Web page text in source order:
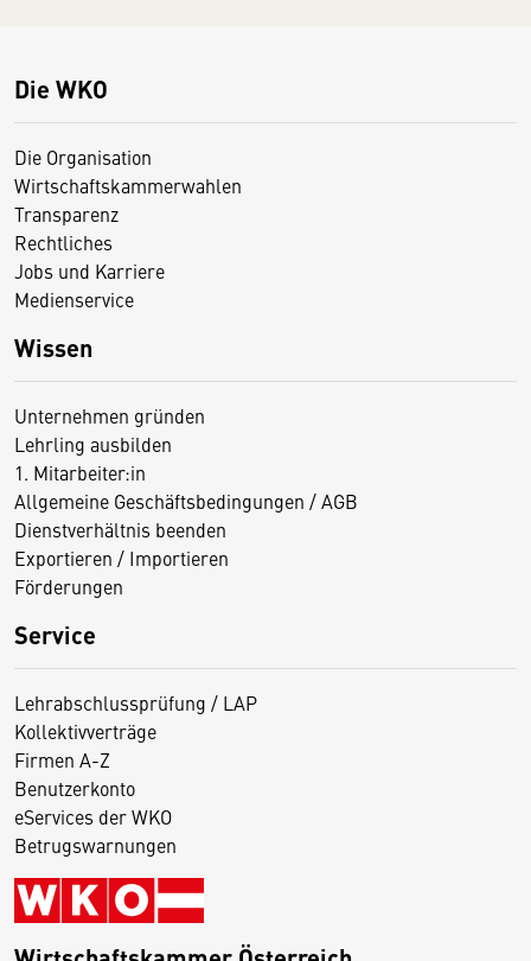
Die WKO
Die Organisation
Wirtschaftskammerwahlen
Transparenz
Rechtliches
Jobs und Karriere
Medienservice
Wissen
Unternehmen gründen
Lehrling ausbilden
1. Mitarbeiter:in
Allgemeine Geschäftsbedingungen / AGB
Dienstverhältnis beenden
Exportieren / Importieren
Förderungen
Service
Lehrabschlussprüfung / LAP
Kollektivverträge
Firmen A-Z
Benutzerkonto
eServices der WKO
Betrugswarnungen